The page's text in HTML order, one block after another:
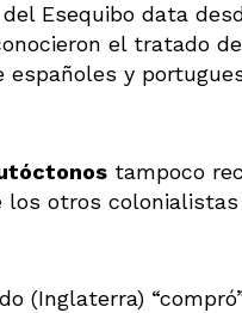
Esequibo data
el tratado
y
tampoco
otros colonialistas
(Inglaterra)